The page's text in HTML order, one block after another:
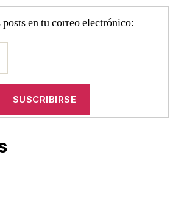
en tu correo electrónico: